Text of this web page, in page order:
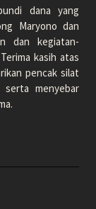
dana yang
Maryono dan
dan kegiatan-
kasih atas
pencak silat
serta menyebar